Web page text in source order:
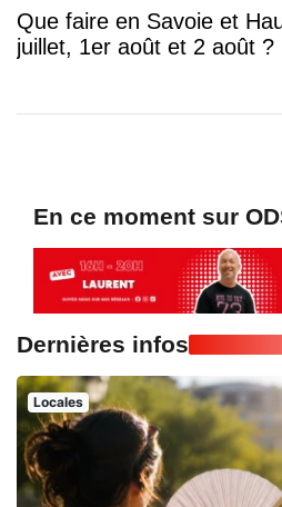
Que faire en Savoie et
juillet, 1er août et 2 août ?
En ce moment sur
Dernières infos
Locales